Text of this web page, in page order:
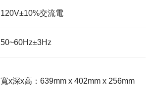
120V±10%交流電
50~60Hz±3Hz
寬x深x高：639mm x 402mm x 256mm